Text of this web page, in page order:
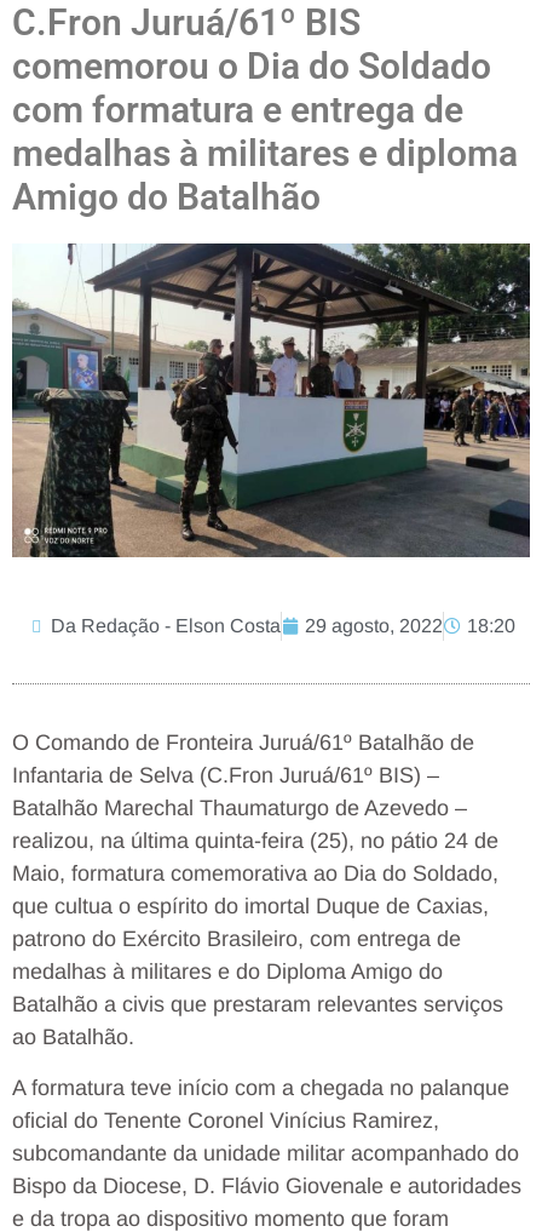
C.Fron Juruá/61º BIS
comemorou o Dia do Soldado
com formatura e entrega de
medalhas à militares e diploma
Amigo do Batalhão
Da Redação - Elson Costa 29 agosto, 2022 18:20
O Comando de Fronteira Juruá/61º Batalhão de
Infantaria de Selva (C.Fron Juruá/61º BIS) –
Batalhão Marechal Thaumaturgo de Azevedo –
realizou, na última quinta-feira (25), no pátio 24 de
Maio, formatura comemorativa ao Dia do Soldado,
que cultua o espírito do imortal Duque de Caxias,
patrono do Exército Brasileiro, com entrega de
medalhas à militares e do Diploma Amigo do
Batalhão a civis que prestaram relevantes serviços
ao Batalhão.
A formatura teve início com a chegada no palanque
oficial do Tenente Coronel Vinícius Ramirez,
subcomandante da unidade militar acompanhado do
Bispo da Diocese, D. Flávio Giovenale e autoridades
e da tropa ao dispositivo momento que foram